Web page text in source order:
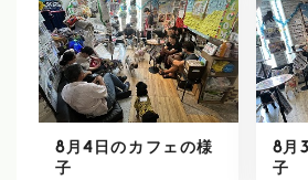
8月4日のカフェの様
子
8月
子